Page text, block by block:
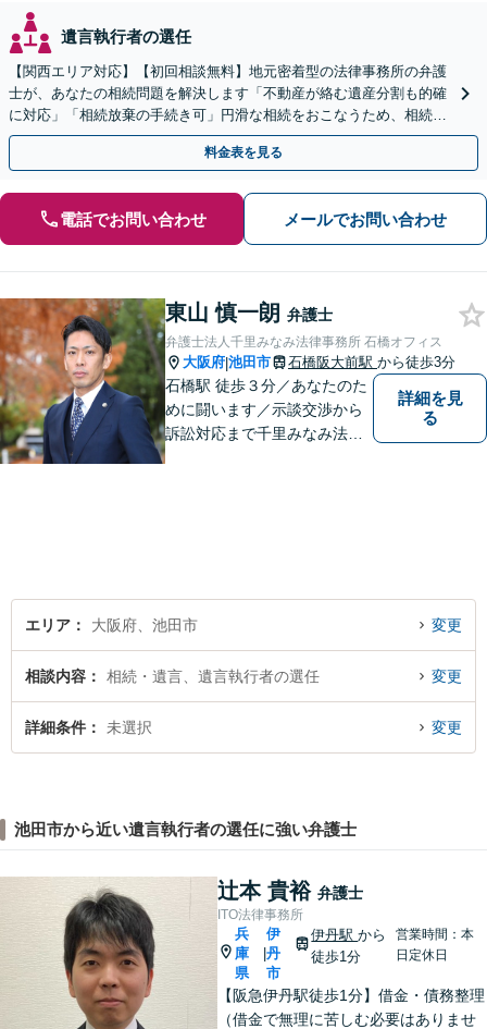
遺言執行者の選任
【関西エリア対応】【初回相談無料】地元密着型の法律事務所の弁護
士が、あなたの相続問題を解決します「不動産が絡む遺産分割も的確
に対応」「相続放棄の手続き可」円滑な相続をおこなうため、相続問
題は自分の代で解決しましょう【完全個室制】
料金表を見る
電話でお問い合わせ メールでお問い合わせ
東山 慎一朗 弁護士
弁護士法人千里みなみ法律事務所 石橋オフィス
大阪府|池田市 石橋阪大前駅 から徒歩3分
石橋駅 徒歩３分／あなたのた
めに闘います／示談交渉から
訴訟対応まで千里みなみ法律
詳細を見
る
エリア 大阪府、池田市 変更
相談内容 相続・遺言、遺言執行者の選任 変更
詳細条件 未選択 変更
池田市から近い遺言執行者の選任に強い弁護士
辻本 貴裕 弁護士
ITO法律事務所
兵
庫
県
伊
丹
市
伊丹駅から
徒歩1分
営業時間：本
日定休日
【阪急伊丹駅徒歩1分】借金・債務整理
（借金で無理に苦しむ必要はありませ